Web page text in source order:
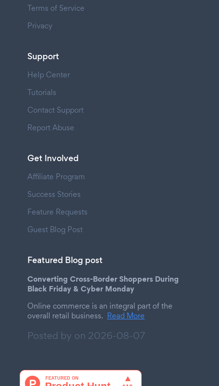
Terms of Service
Privacy
Support
Help Center
Tutorials
Contact Support
Report Abuse
Get Involved
Affiliate Program
Success Stories
Feature Requests
Guest Blog Post
Featured Blog post
Converting Cross-Border Shoppers During
Black Friday & Cyber Monday
Online commerce is an integral part of the
overall retail business. Read More
Posted by on 2026-08-07